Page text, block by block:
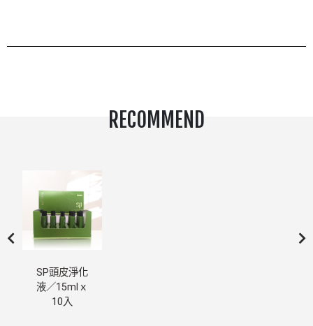
RECOMMEND
SP頭皮淨化
液／15mlｘ
10入